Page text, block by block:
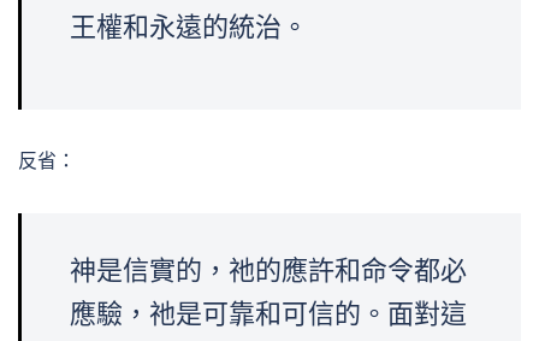
王權和永遠的統治。
反省：
神是信實的，祂的應許和命令都必
應驗，祂是可靠和可信的。面對這